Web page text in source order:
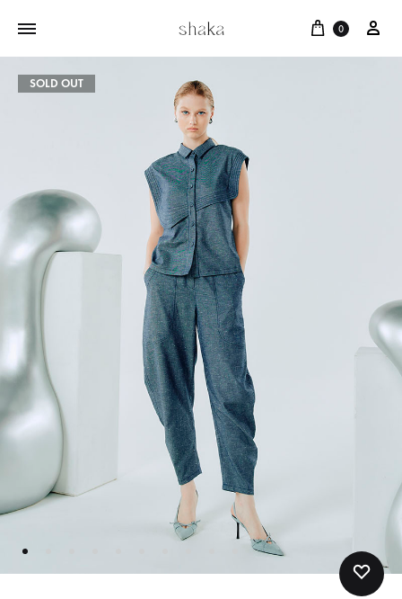
Cart
0
SOLD OUT